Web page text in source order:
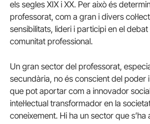
els segles XIX i XX. Per això és
professorat, com a gran i divers
sensibilitats, lideri i participi en el
comunitat professional.
Un gran sector del professorat,
secundària, no és conscient del poder
que pot aportar com a innovador
intel·lectual transformador en la
coneixement. Hi ha un sector que s’ha